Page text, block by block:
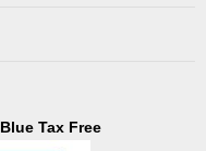
Tax Free